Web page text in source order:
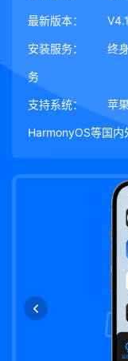
最新版本： V4.1
安装服务： 终
务
支持系统： 苹
HarmonyOS等国内